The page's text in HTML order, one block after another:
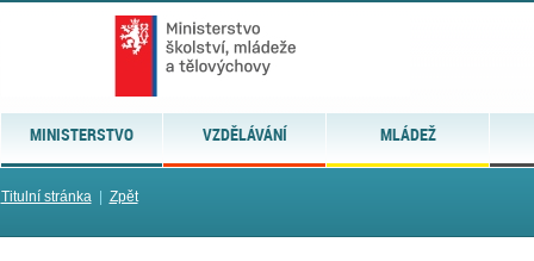
MINISTERSTVO VZDĚLÁVÁNÍ MLÁDEŽ
Titulní stránka| Zpět